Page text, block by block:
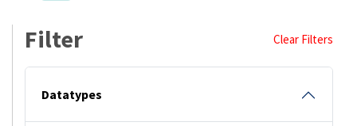
Filter Clear Filters
Datatypes